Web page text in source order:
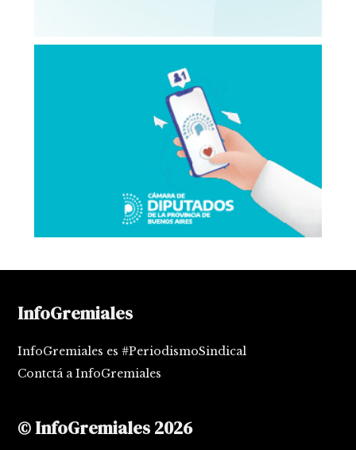
InfoGremiales
InfoGremiales es #PeriodismoSindical
Contctá a InfoGremiales
© InfoGremiales 2026